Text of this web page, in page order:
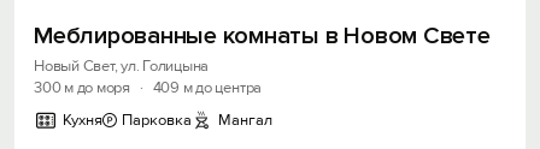
Меблированные комнаты в Новом Свете
Новый Свет, ул. Голицына
300 м до моря
· 409 м до центра
Кухня
Парковка Мангал